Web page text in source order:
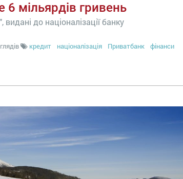
мільярдів гривень
до націоналізації банку
кредит націоналізація Приватбанк фінанси